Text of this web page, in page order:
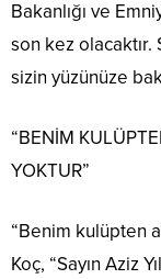
Bakanlığı ve
son kez
sizin yüzünüze
“BENİM
YOKTUR”
“Benim kulüpten
Koç, “Sayın Aziz